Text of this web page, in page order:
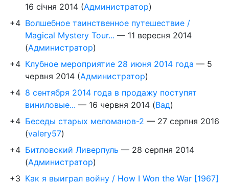
16 січня 2014 (Администратор)
+4 Волшебное таинственное путешествие /
Magical Mystery Tour... — 11 вересня 2014
(Администратор)
+4 Клубное мероприятие 28 июня 2014 года — 5
червня 2014 (Администратор)
+4 8 сентября 2014 года в продажу поступят
виниловые... — 16 червня 2014 (Вад)
+4 Беседы старых меломанов-2 — 27 серпня 2016
(valery57)
+4 Битловский Ливерпуль — 28 серпня 2014
(Администратор)
+3 Как я выиграл войну / How I Won the War [1967]